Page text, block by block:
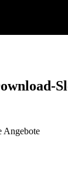
Angebote